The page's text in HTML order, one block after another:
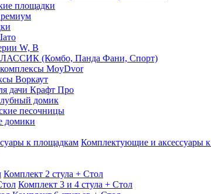
площадки
W, В
(Комбо, Панда Фани, Спорт)
MoyDvor
Воркаут
дачи Крафт Про
домик
песочницы
домики
Комплектующие и аксессуары
Комплект 2 стула + Стол
Комплект 3 и 4 стула + Стол